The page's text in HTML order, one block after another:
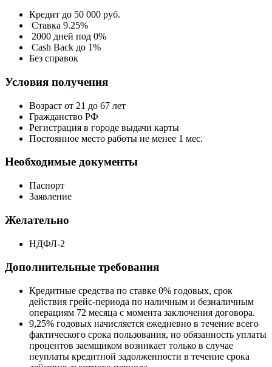
Кредит до 50 000 руб.
Ставка 9.25%
2000 дней под 0%
Cash Back до 1%
Без справок
Условия получения
Возраст от 21 до 67 лет
Гражданство РФ
Регистрация в городе выдачи карты
Постоянное место работы не менее 1 мес.
Необходимые документы
Паспорт
Заявление
Желательно
НДФЛ-2
Дополнительные требования
Кредитные средства по ставке 0% годовых, срок
действия грейс-периода по наличным и безналичным
операциям 72 месяца с момента заключения договора.
9,25% годовых начисляется ежедневно в течение всего
фактического срока пользования, но обязанность уплаты
процентов заемщиком возникает только в случае
неуплаты кредитной задолженности в течение срока